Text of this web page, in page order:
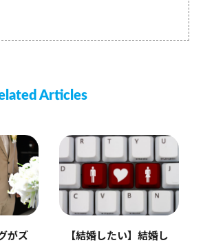
Articles
がズ
【結婚したい】結婚し